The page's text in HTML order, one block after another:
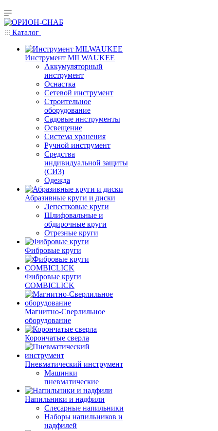
Каталог
Инструмент MILWAUKEE
Аккумуляторный
инструмент
Оснастка
Сетевой инструмент
Строительное
оборудование
Садовые инструменты
Освещение
Система хранения
Ручной инструмент
Средства
индивидуальной защиты
(СИЗ)
Одежда
Абразивные круги и диски
Лепестковые круги
Шлифовальные и
обдирочные круги
Отрезные круги
Фибровые круги
Фибровые круги
COMBICLICK
Магнитно-Сверлильное
оборудование
Корончатые сверла
Пневматический инструмент
Машинки
пневматические
Напильники и надфили
Слесарные напильники
Наборы напильников и
надфилей